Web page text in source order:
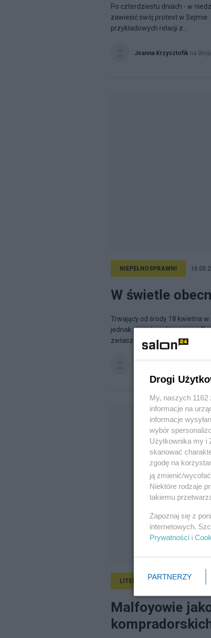
Po czterdziestu dniach - w
zawiesić swój protest w
przykładowych relacji z...
Joanna Krzysztofik na
NIEPEŁNOSPRAWNI
W świetle
Trwający od środy 18 kwietna
jednak został upolityczniony.
zwłaszcza telewizji - i...
LITERATURA 28.03.2018,
Malfoyowie
Drogi
My, naszych
informacje na
informacje
wybór
Użytkownika my i
skanować
zgodę na
ją zmienić/
Niektóre rodzaje
takiemu
Zapoznaj się z
internetowych.
Prywatności i
PARTNERZY